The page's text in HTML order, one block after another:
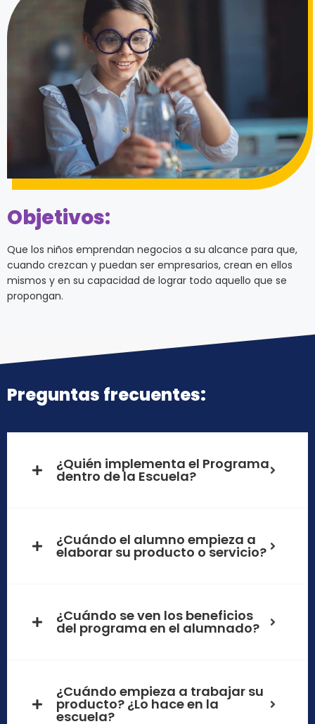
Objetivos:
Que los niños emprendan negocios a su alcance para que,
cuando crezcan y puedan ser empresarios, crean en ellos
mismos y en su capacidad de lograr todo aquello que se
propongan.
Preguntas frecuentes:
¿Quién implementa el Programa
dentro de la Escuela?
¿Cuándo el alumno empieza a
elaborar su producto o servicio?
¿Cuándo se ven los beneficios
del programa en el alumnado?
¿Cuándo empieza a trabajar su
producto? ¿Lo hace en la
escuela?